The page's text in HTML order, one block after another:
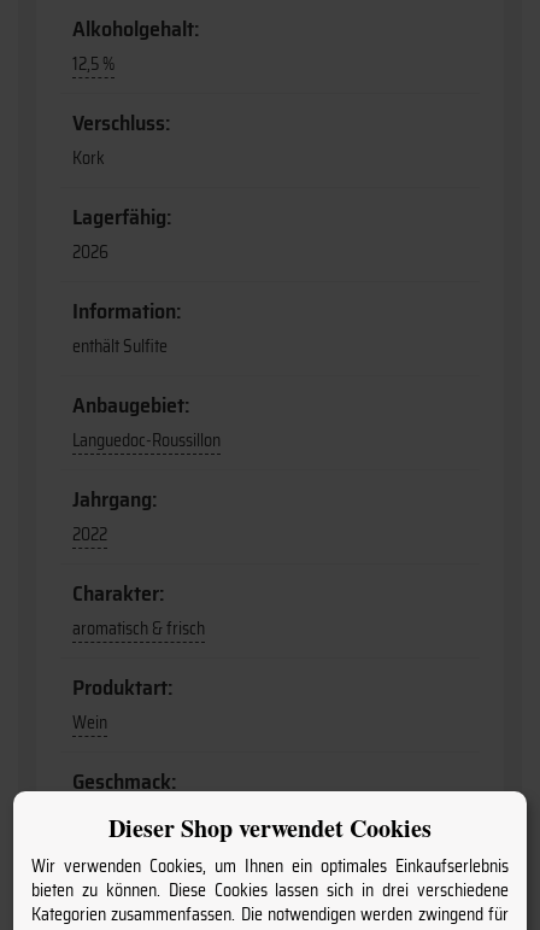
Alkoholgehalt:
12,5 %
Verschluss:
Kork
Lagerfähig:
2026
Information:
enthält Sulfite
Anbaugebiet:
Languedoc-Roussillon
Jahrgang:
2022
Charakter:
aromatisch & frisch
Produktart:
Wein
Geschmack:
trocken
Flaschengröße:
0,75
Dieser Shop verwendet Cookies
Wir verwenden Cookies, um Ihnen ein optimales Einkaufserlebnis
bieten zu können. Diese Cookies lassen sich in drei verschiedene
Kategorien zusammenfassen. Die notwendigen werden zwingend für